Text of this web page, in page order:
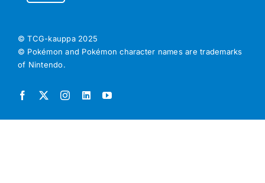
© TCG-kauppa 2025
© Pokémon and Pokémon character names are trademarks
of Nintendo.